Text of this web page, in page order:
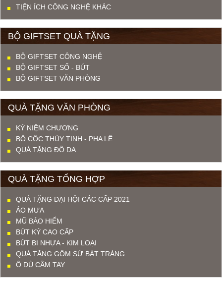
TIỆN ÍCH CÔNG NGHỆ KHÁC
BỘ GIFTSET QUÀ TẶNG
BỘ GIFTSET CÔNG NGHỆ
BỘ GIFTSET SỔ - BÚT
BỘ GIFTSET VĂN PHÒNG
QUÀ TẶNG VĂN PHÒNG
KỶ NIỆM CHƯƠNG
BỘ CỐC THỦY TINH - PHA LÊ
QUÀ TẶNG ĐỒ DA
QUÀ TẶNG TỔNG HỢP
QUÀ TẶNG ĐẠI HỘI CÁC CẤP 2021
ÁO MƯA
MŨ BẢO HIỂM
BÚT KÝ CAO CẤP
BÚT BI NHỰA - KIM LOẠI
QUÀ TẶNG GỐM SỨ BÁT TRÀNG
Ô DÙ CẦM TAY